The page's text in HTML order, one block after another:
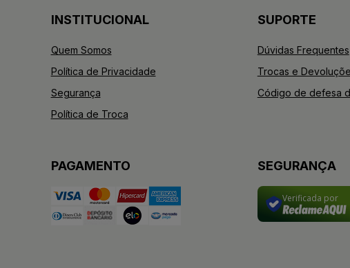
INSTITUCIONAL
Quem Somos
Política de Privacidade
Segurança
Política de Troca
SUPORTE
Dúvidas Frequentes
Trocas e
Código de defesa
PAGAMENTO SEGURANÇA
Verificada por